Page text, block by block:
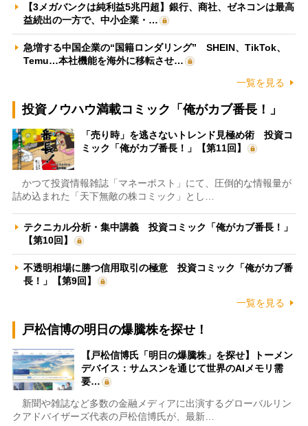
【3メガバンクは純利益5兆円超】銀行、商社、ゼネコンは最高
益続出の一方で、中小企業・…
急増する中国企業の“国籍ロンダリング” SHEIN、TikTok、
Temu…本社機能を海外に移転させ…
一覧を見る
投資ノウハウ満載コミック「俺がカブ番長！」
「売り時」を逃さないトレンド見極め術 投資コ
ミック「俺がカブ番長！」【第11回】
かつて投資情報雑誌「マネーポスト」にて、圧倒的な情報量が
詰め込まれた「天下無敵の株コミック」とし…
テクニカル分析・集中講義 投資コミック「俺がカブ番長！」
【第10回】
不透明相場に勝つ信用取引の極意 投資コミック「俺がカブ番
長！」【第9回】
一覧を見る
戸松信博の明日の爆騰株を探せ！
【戸松信博氏「明日の爆騰株」を探せ】トーメン
デバイス：サムスンを通じて世界のAIメモリ需
要…
新聞や雑誌など多数の金融メディアに出演するグローバルリン
クアドバイザーズ代表の戸松信博氏が、最新…